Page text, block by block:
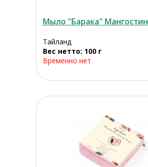
Мыло "Барака" Мангостин
Тайланд
Вес нетто: 100 г
Временно нет